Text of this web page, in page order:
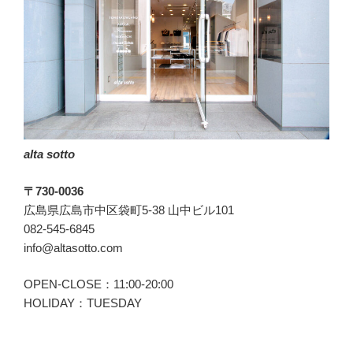
alta sotto
〒730-0036
広島県広島市中区袋町5-38 山中ビル101
082-545-6845
info@altasotto.com
OPEN-CLOSE：11:00-20:00
HOLIDAY：TUESDAY